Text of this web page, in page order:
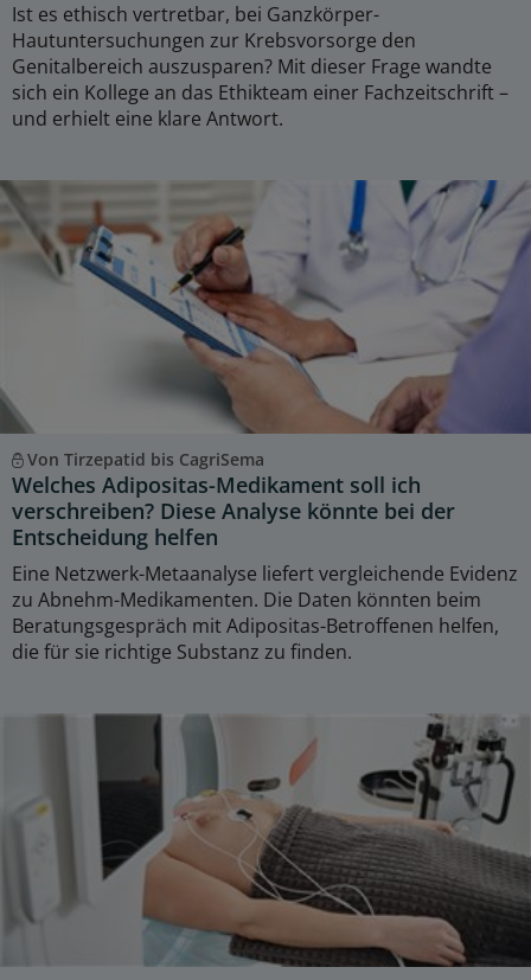
Ist es ethisch vertretbar, bei Ganzkörper-
Hautuntersuchungen zur Krebsvorsorge den
Genitalbereich auszusparen? Mit dieser Frage wandte
sich ein Kollege an das Ethikteam einer Fachzeitschrift –
und erhielt eine klare Antwort.
Von Tirzepatid bis CagriSema
Welches Adipositas-Medikament soll ich
verschreiben? Diese Analyse könnte bei der
Entscheidung helfen
Eine Netzwerk-Metaanalyse liefert vergleichende Evidenz
zu Abnehm-Medikamenten. Die Daten könnten beim
Beratungsgespräch mit Adipositas-Betroffenen helfen,
die für sie richtige Substanz zu finden.